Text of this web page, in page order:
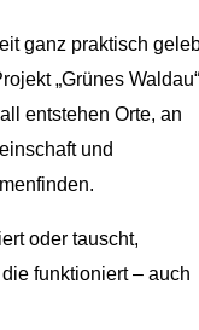
ganz praktisch
„Grünes Waldau“
entstehen Orte, an
und
oder tauscht,
funktioniert – auch